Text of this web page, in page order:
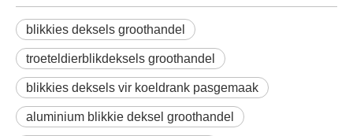
blikkies deksels groothandel
troeteldierblikdeksels groothandel
blikkies deksels vir koeldrank pasgemaak
aluminium blikkie deksel groothandel